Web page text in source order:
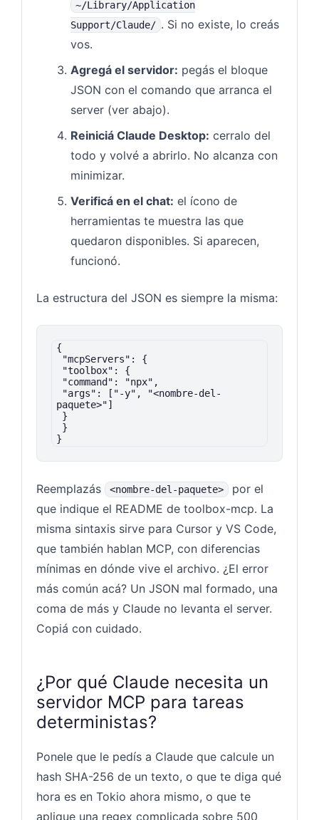
~/Library/Application
Support/Claude/ . Si no existe, lo creás
vos.
Agregá el servidor: pegás el bloque
JSON con el comando que arranca el
server (ver abajo).
Reiniciá Claude Desktop: cerralo del
todo y volvé a abrirlo. No alcanza con
minimizar.
Verificá en el chat: el ícono de
herramientas te muestra las que
quedaron disponibles. Si aparecen,
funcionó.
La estructura del JSON es siempre la misma:
{
paquete>"]
}
Reemplazás <nombre-del-paquete>
por el
que indique el README de toolbox-mcp. La
misma sintaxis sirve para Cursor y VS Code,
que también hablan MCP, con diferencias
mínimas en dónde vive el archivo. ¿El error
más común acá? Un JSON mal formado, una
coma de más y Claude no levanta el server.
Copiá con cuidado.
¿Por qué Claude necesita un
servidor MCP para tareas
deterministas?
Ponele que le pedís a Claude que calcule un
hash SHA-256 de un texto, o que te diga qué
hora es en Tokio ahora mismo, o que te
aplique una regex complicada sobre 500